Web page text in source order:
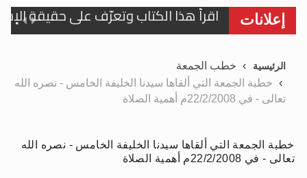
إعلانات
اقرأ هذا المقال في أهمية عيد
اقرأ هذا المقال في أهمية عيد
الحجّ.. دلالات، حِكم، وأهداف >> المزيد
تعميم هامّ لأفراد الجماعة >> المزيد
الرئيسية
خطب الجمعة
خطبة الجمعة التي ألقاها سيدنا الخليفة الخامس - نصره الله
تعالى - في 22/2/2008م أهمية الصلاة
خطبة الجمعة التي ألقاها سيدنا الخليفة الخامس - نصره الله
تعالى - في 22/2/2008م أهمية الصلاة